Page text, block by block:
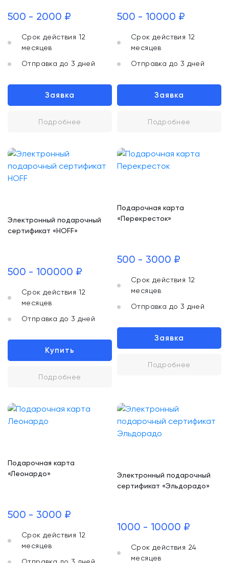
500 - 2000 ₽
Срок действия 12
месяцев
Отправка до 3 дней
Заявка
Подробнее
500 - 10000 ₽
Срок действия 12
месяцев
Отправка до 3 дней
Заявка
Подробнее
Электронный подарочный
сертификат «HOFF»
500 - 100000 ₽
Срок действия 12
месяцев
Отправка до 3 дней
Купить
Подробнее
Подарочная карта
«Перекресток»
500 - 3000 ₽
Срок действия 12
месяцев
Отправка до 3 дней
Заявка
Подробнее
Подарочная карта
«Леонардо»
500 - 3000 ₽
Срок действия 12
месяцев
Электронный подарочный
сертификат «Эльдорадо»
1000 - 10000 ₽
Срок действия 24
месяцев